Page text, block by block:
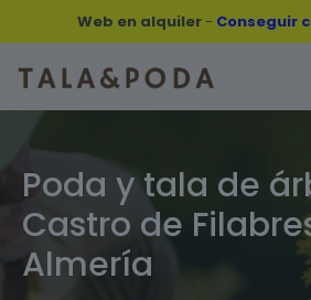
Web en alquiler- Conseguir
Poda y tala de
Castro de
Almería